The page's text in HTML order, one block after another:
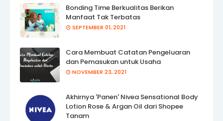
Bonding Time Berkualitas Berikan
Manfaat Tak Terbatas
SEPTEMBER 01, 2021
Cara Membuat Catatan Pengeluaran
dan Pemasukan untuk Usaha
NOVEMBER 23, 2021
Akhirnya 'Panen' Nivea Sensational Body
Lotion Rose & Argan Oil dari Shopee
Tanam